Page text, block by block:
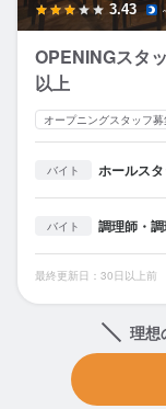
3.43
OPENINGスタ
以上
オープニングスタッフ
バイト ホールス
バイト 調理師・
最終更新日：30日以上前
理想